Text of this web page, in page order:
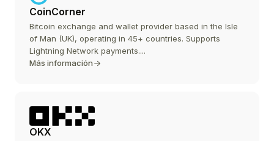
CoinCorner
Bitcoin exchange and wallet provider based in the Isle
of Man (UK), operating in 45+ countries. Supports
Lightning Network payments....
Más información
OKX